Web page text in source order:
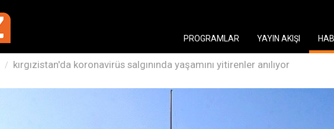
PROGRAMLAR
YAYIN AKIŞI
kırgızistan'da koronavirüs salgınında yaşamını yitirenler anılıyor